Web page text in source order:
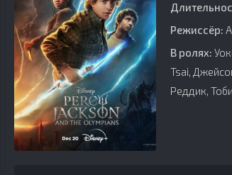
Режиссёр:
В ролях:
Tsai,
Реддик,